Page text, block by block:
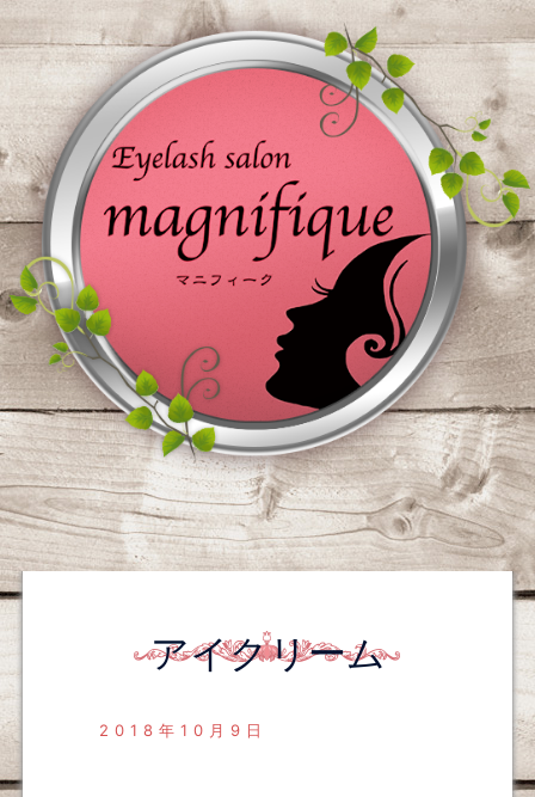
コ
ン
テ
ン
ツ
へ
ス
キ
ッ
プ
アイクリーム
2018年10月9日